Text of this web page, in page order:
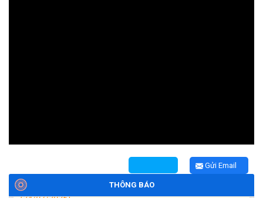
Gửi Email
THÔNG BÁO
Thông báo cảnh báo lừa đảo liên quan đến thủ tục đất đai
(24/07/2026)